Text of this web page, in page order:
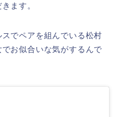
ます。
でペアを組んでいる松村
お似合いな気がするんで